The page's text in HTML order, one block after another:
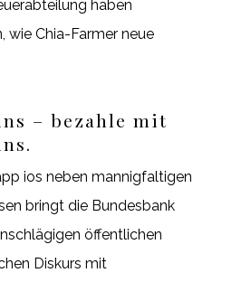
haben
wie Chia-Farmer neue
– bezahle mit
ios neben mannigfaltigen
bringt die Bundesbank
öffentlichen
Diskurs mit